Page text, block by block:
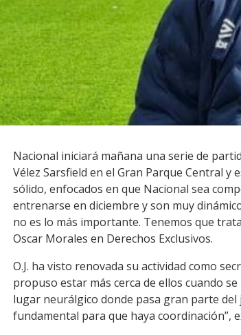
Facebook
WhatsApp
Email
Copy
Nacional iniciará mañana una serie de
Vélez Sarsfield en el Gran Parque Central y
sólido, enfocados en que Nacional sea
entrenarse en diciembre y son muy
no es lo más importante. Tenemos que
Oscar Morales en Derechos Exclusivos.
O.J. ha visto renovada su actividad como
propuso estar más cerca de ellos cuando
lugar neurálgico donde pasa gran parte
fundamental para que haya coordinación”,